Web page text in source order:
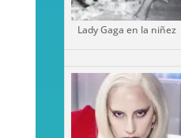
Lady Gaga en la niñez